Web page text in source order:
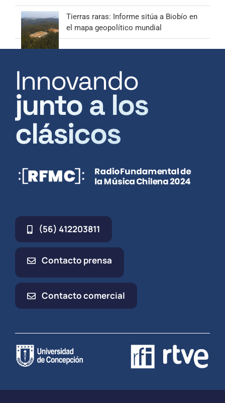
Tierras raras: Informe sitúa a Biobío en
el mapa geopolítico mundial
Innovando
junto a los
clásicos
(56) 412203811
Contacto prensa
Contacto comercial